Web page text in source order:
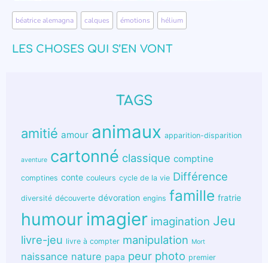
béatrice alemagna calques émotions hélium
LES CHOSES QUI S’EN VONT
TAGS
amitié amour animaux apparition-disparition
aventure cartonné classique comptine
comptines conte couleurs cycle de la vie Différence
diversité découverte dévoration engins famille fratrie
humour imagier imagination Jeu
livre-jeu livre à compter manipulation Mort
naissance nature papa peur photo premier